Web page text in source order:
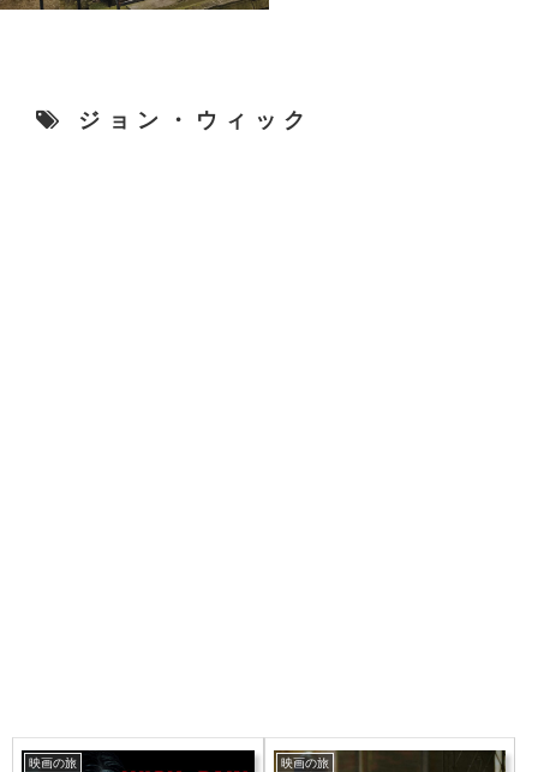
ジョン・ウィック
映画の旅 映画の旅